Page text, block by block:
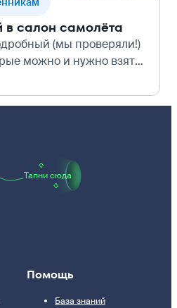
в салон самолёта
(мы проверяли!)
можно и нужно взять
Всё, что сделает
борту приятным: ноги не
Тапни сюда
Помощь
База знаний